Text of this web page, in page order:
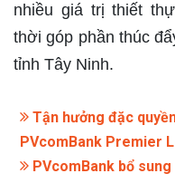
nhiều giá trị thiết
thời góp phần thúc
tỉnh Tây Ninh.​
Tận hưởng đặc
PVcomBank Premier
PVcomBank bổ